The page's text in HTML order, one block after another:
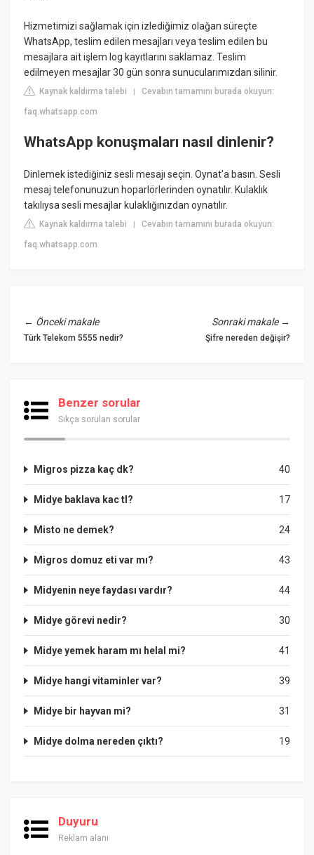
Hizmetimizi sağlamak için izlediğimiz olağan süreçte
WhatsApp, teslim edilen mesajları veya teslim edilen bu
mesajlara ait işlem log kayıtlarını saklamaz. Teslim
edilmeyen mesajlar 30 gün sonra sunucularımızdan silinir.
Kaynak kaldırma talebi |Cevabın tamamını burada okuyun:
faq.whatsapp.com
WhatsApp konuşmaları nasıl dinlenir?
Dinlemek istediğiniz sesli mesajı seçin. Oynat'a basın. Sesli
mesaj telefonunuzun hoparlörlerinden oynatılır. Kulaklık
takılıysa sesli mesajlar kulaklığınızdan oynatılır.
Kaynak kaldırma talebi |Cevabın tamamını burada okuyun:
faq.whatsapp.com
← Önceki makale
Türk Telekom 5555 nedir?
Sonraki makale→
Şifre nereden değişir?
Benzer sorular
Sıkça sorulan sorular
40
Migros pizza kaç dk?
17
Midye baklava kac tl?
24
Misto ne demek?
43
Migros domuz eti var mı?
44
Midyenin neye faydası vardır?
30
Midye görevi nedir?
41
Midye yemek haram mı helal mi?
39
Midye hangi vitaminler var?
31
Midye bir hayvan mi?
19
Midye dolma nereden çıktı?
Duyuru
Reklam alanı